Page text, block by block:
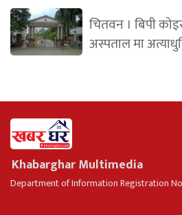
चितवन । बिपी
अस्पताल मा
Khabarghar Multimedia
Department of Information Registration